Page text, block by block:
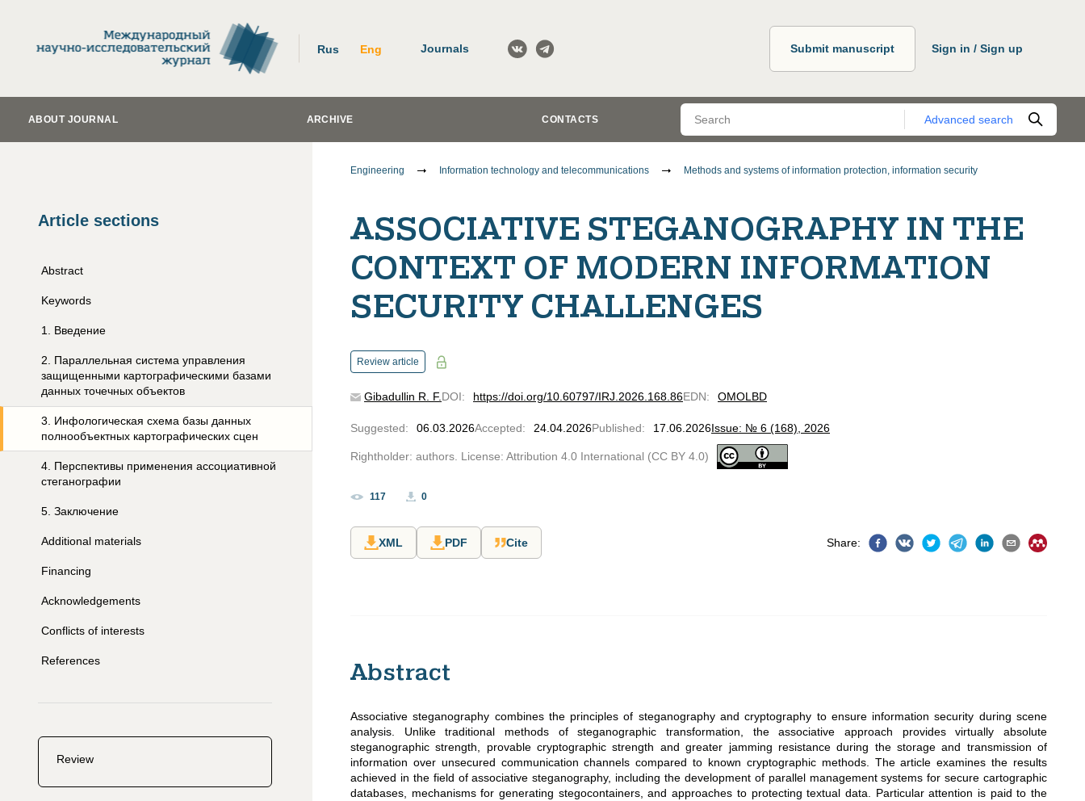
Rus Eng Journals Submit manuscript Sign in / Sign up
ABOUT JOURNAL ARCHIVE CONTACTS Advanced search
Article sections
Abstract
Keywords
1 Введение
2
Параллельная система управления
защищенными картографическими базами
данных точечных объектов
3
Инфологическая схема базы данных
полнообъектных картографических сцен
4 Перспективы применения ассоциативной
стеганографии
5 Заключение
Additional materials
Financing
Acknowledgements
Conflicts of interests
References
Review
Engineering Information technology and telecommunications Methods and systems of information protection, information security
ASSOCIATIVE STEGANOGRAPHY IN THE
CONTEXT OF MODERN INFORMATION
SECURITY CHALLENGES
Review article
Gibadullin R. F. DOI: https://doi.org/10.60797/IRJ.2026.168.86EDN: OMOLBD
Suggested: 06.03.2026Accepted: 24.04.2026Published: 17.06.2026Issue: № 6 (168), 2026
Rightholder: authors. License: Attribution 4.0 International (CC BY 4.0)
117 0
XML PDF Cite Share:
Abstract
Associative steganography combines the principles of steganography and cryptography to ensure information security during scene
analysis. Unlike traditional methods of steganographic transformation, the associative approach provides virtually absolute
steganographic strength, provable cryptographic strength and greater jamming resistance during the storage and transmission of
information over unsecured communication channels compared to known cryptographic methods. The article examines the results
achieved in the field of associative steganography, including the development of parallel management systems for secure cartographic
databases, mechanisms for generating stegocontainers, and approaches to protecting textual data. Particular attention is paid to the